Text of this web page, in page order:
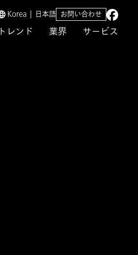
トレンド 業界 サービス
Korea 日本語 お問い合わせ